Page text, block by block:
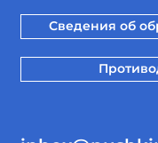
Сведения об